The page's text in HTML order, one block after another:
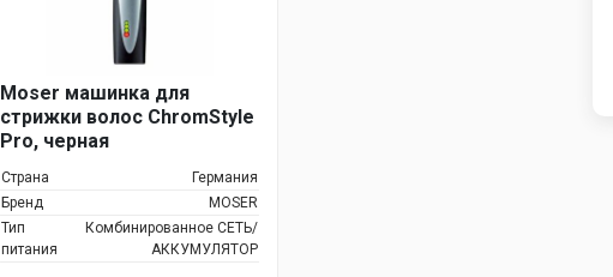
Moser машинка для
стрижки волос СhromStyle
Pro, черная
Страна
Германия
Бренд
MOSER
Тип
питания
Комбинированное СЕТЬ/
АККУМУЛЯТОР